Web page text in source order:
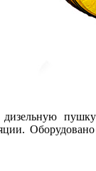
пушку